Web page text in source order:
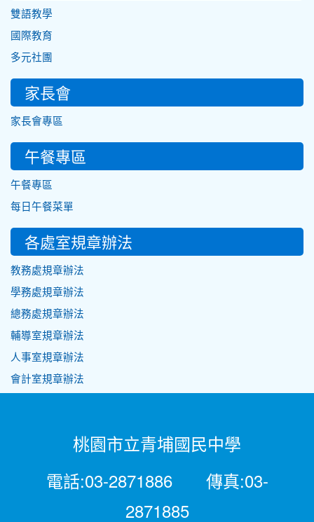
雙語教學
國際教育
多元社團
家長會
家長會專區
午餐專區
午餐專區
每日午餐菜單
各處室規章辦法
教務處規章辦法
學務處規章辦法
總務處規章辦法
輔導室規章辦法
人事室規章辦法
會計室規章辦法
桃園市立青埔國民中學
電話:03-2871886 傳真:03-
2871885